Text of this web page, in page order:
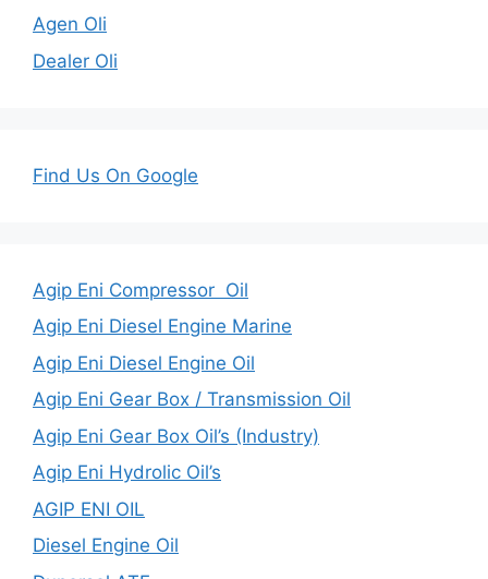
Agen Oli
Dealer Oli
Find Us On Google
Agip Eni Compressor Oil
Agip Eni Diesel Engine Marine
Agip Eni Diesel Engine Oil
Agip Eni Gear Box / Transmission Oil
Agip Eni Gear Box Oil’s (Industry)
Agip Eni Hydrolic Oil’s
AGIP ENI OIL
Diesel Engine Oil